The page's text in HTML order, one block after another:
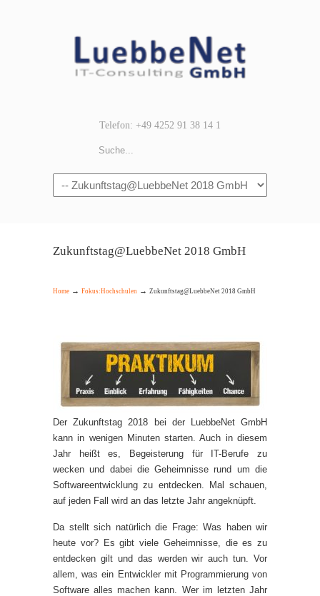
Telefon: +49 4252 91 38 14 1
Navigation
Zukunftstag@LuebbeNet 2018 GmbH
Home → Fokus:Hochschulen → Zukunftstag@LuebbeNet 2018 GmbH
Der Zukunftstag 2018 bei der LuebbeNet GmbH
kann in wenigen Minuten starten. Auch in diesem
Jahr heißt es, Begeisterung für IT-Berufe zu
wecken und dabei die Geheimnisse rund um die
Softwareentwicklung zu entdecken. Mal schauen,
auf jeden Fall wird an das letzte Jahr angeknüpft.
Da stellt sich natürlich die Frage: Was haben wir
heute vor? Es gibt viele Geheimnisse, die es zu
entdecken gilt und das werden wir auch tun. Vor
allem, was ein Entwickler mit Programmierung von
Software alles machen kann. Wer im letzten Jahr